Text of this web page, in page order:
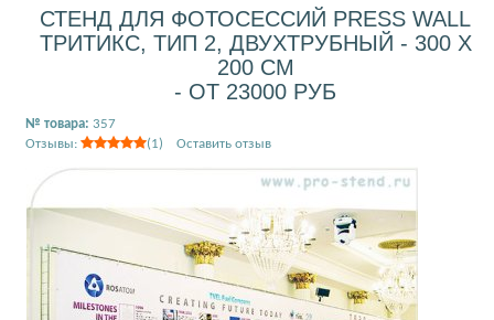
СТЕНД ДЛЯ ФОТОСЕССИЙ PRESS WALL
ТРИТИКС, ТИП 2, ДВУХТРУБНЫЙ - 300 X
200 СМ
- ОТ 23000 РУБ
№ товара: 357
Отзывы:
(1) Оставить отзыв